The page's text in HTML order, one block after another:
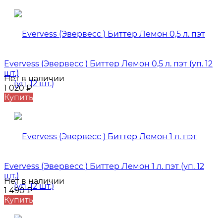
Evervess (Эвервесс ) Биттер Лемон 0,5 л. пэт (уп. 12
шт.)
Нет в наличии
1 020₽
Купить
Evervess (Эвервесс ) Биттер Лемон 1 л. пэт (уп. 12
шт.)
Нет в наличии
1 490₽
Купить